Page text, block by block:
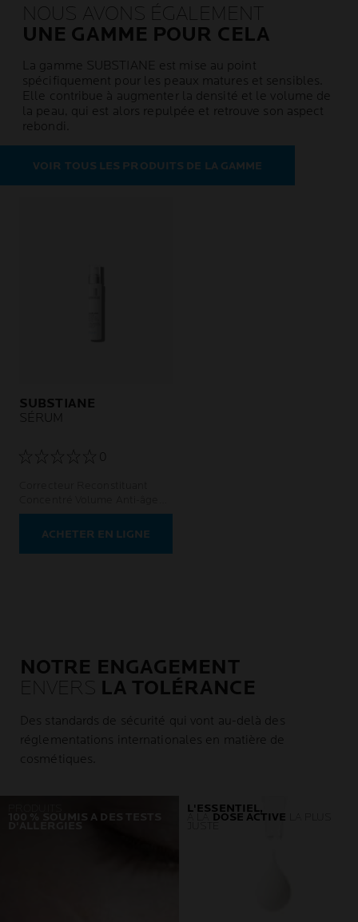
NOUS AVONS ÉGALEMENT
UNE GAMME POUR CELA
La gamme SUBSTIANE est mise au point
spécifiquement pour les peaux matures et sensibles.
Elle contribue à augmenter la densité et le volume de
la peau, qui est alors repulpée et retrouve son aspect
rebondi.
VOIR TOUS LES PRODUITS DE LA GAMME
SUBSTIANE
SÉRUM
0
Peau sensible
ACHETER EN LIGNE
NOTRE ENGAGEMENT
ENVERS LA TOLÉRANCE
Des standards de sécurité qui vont au-delà des
réglementations internationales en matière de
cosmétiques.
100 % SOUMIS A DES TESTS
L'ESSENTIEL,
DOSE ACTIVE